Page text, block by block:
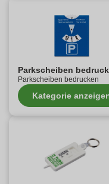
Parkscheiben
Parkscheiben bedrucken
Kategorie